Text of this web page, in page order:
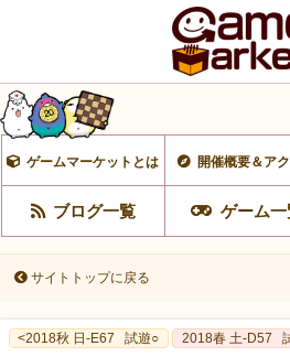
ゲームマーケットとは 開催概要＆ア
ブログ一覧 ゲーム一
サイトトップに戻る
<2018秋 日-E67 試遊○ 2018春 土-D57